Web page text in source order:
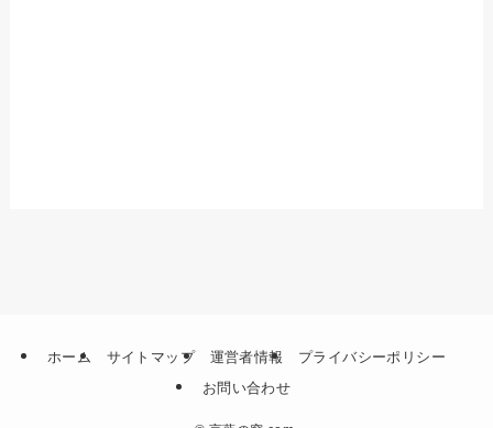
ホーム サイトマップ 運営者情報
プライバシーポリシー
お問い合わせ